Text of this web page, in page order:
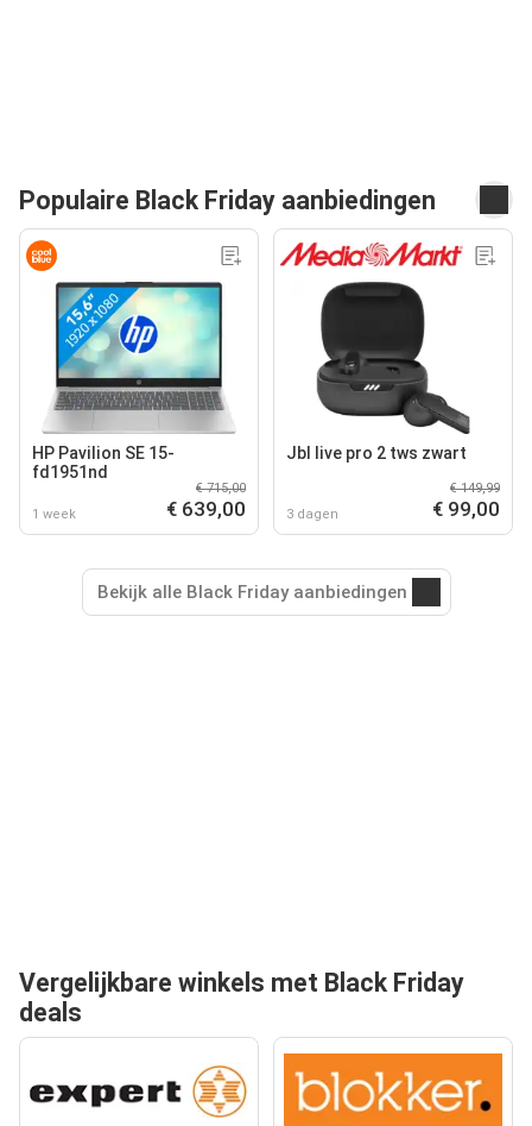
Populaire Black Friday aanbiedingen
HP Pavilion SE 15-
fd1951nd
1 week
€ 715,00
€ 639,00
Jbl live pro 2 tws zwart
3 dagen
€ 149,99
€ 99,00
Bekijk alle Black Friday aanbiedingen
Vergelijkbare winkels met Black Friday
deals